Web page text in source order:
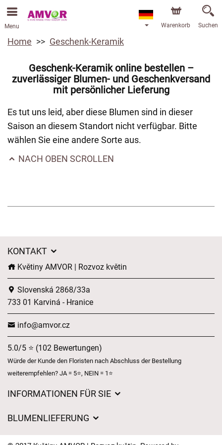
Menu Warenkorb Suchen
Home Geschenk-Keramik
Geschenk-Keramik online bestellen –
zuverlässiger Blumen- und Geschenkversand
mit persönlicher Lieferung
Es tut uns leid, aber diese Blumen sind in dieser
Saison an diesem Standort nicht verfügbar. Bitte
wählen Sie eine andere Sorte aus.
NACH OBEN SCROLLEN
KONTAKT
Květiny AMVOR | Rozvoz květin
Slovenská 2868/33a
733 01 Karviná - Hranice
info@amvor.cz
5.0/5 ⭐ (102 Bewertungen)
Würde der Kunde den Floristen nach Abschluss der Bestellung
weiterempfehlen? JA = 5⭐, NEIN = 1⭐
INFORMATIONEN FÜR SIE
Lieferzeiten für Blumen – Übersicht der Möglichkeiten
BLUMENLIEFERUNG